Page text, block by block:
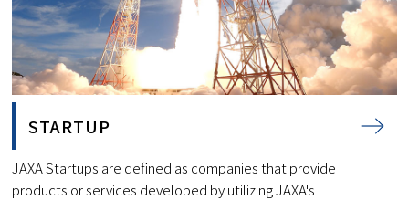
STARTUP
JAXA Startups are defined as companies that provide
products or services developed by utilizing JAXA's